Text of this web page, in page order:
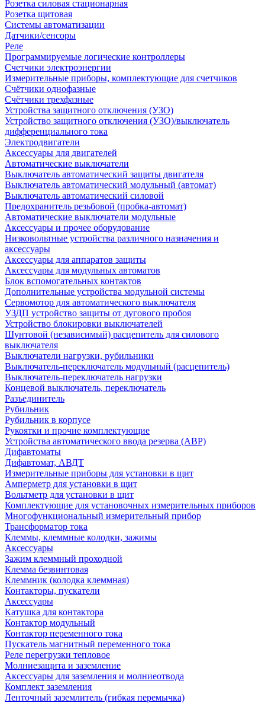
Розетка силовая стационарная
Розетка щитовая
Системы автоматизации
Датчики/сенсоры
Реле
Программируемые логические контроллеры
Счетчики электроэнергии
Измерительные приборы, комплектующие для счетчиков
Счётчики однофазные
Счётчики трехфазные
Устройства защитного отключения (УЗО)
Устройство защитного отключения (УЗО)/выключатель
дифференциального тока
Электродвигатели
Аксессуары для двигателей
Автоматические выключатели
Выключатель автоматический защиты двигателя
Выключатель автоматический модульный (автомат)
Выключатель автоматический силовой
Предохранитель резьбовой (пробка-автомат)
Автоматические выключатели модульные
Аксессуары и прочее оборудование
Низковольтные устройства различного назначения и
аксессуары
Аксессуары для аппаратов защиты
Аксессуары для модульных автоматов
Блок вспомогательных контактов
Дополнительные устройства модульной системы
Сервомотор для автоматического выключателя
УЗДП устройство защиты от дугового пробоя
Устройство блокировки выключателей
Шунтовой (независимый) расцепитель для силового
выключателя
Выключатели нагрузки, рубильники
Выключатель-переключатель модульный (расцепитель)
Выключатель-переключатель нагрузки
Концевой выключатель, переключатель
Разъединитель
Рубильник
Рубильник в корпусе
Рукоятки и прочие комплектующие
Устройства автоматического ввода резерва (АВР)
Дифавтоматы
Дифавтомат, АВДТ
Измерительные приборы для установки в щит
Амперметр для установки в щит
Вольтметр для установки в щит
Комплектующие для установочных измерительных приборов
Многофункциональный измерительный прибор
Трансформатор тока
Клеммы, клеммные колодки, зажимы
Аксессуары
Зажим клеммный проходной
Клемма безвинтовая
Клеммник (колодка клеммная)
Контакторы, пускатели
Аксессуары
Катушка для контактора
Контактор модульный
Контактор переменного тока
Пускатель магнитный переменного тока
Реле перегрузки тепловое
Молниезащита и заземление
Аксессуары для заземления и молниеотвода
Комплект заземления
Ленточный заземлитель (гибкая перемычка)